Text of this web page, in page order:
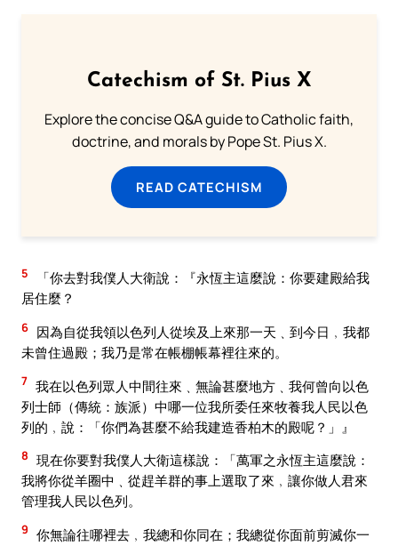
Catechism of St. Pius X
Explore the concise Q&A guide to Catholic faith,
doctrine, and morals by Pope St. Pius X.
READ CATECHISM
5
「你去對我僕人大衛說：『永恆主這麼說：你要建殿給我
居住麼？
6 因為自從我領以色列人從埃及上來那一天﹑到今日﹐我都
未曾住過殿；我乃是常在帳棚帳幕裡往來的。
7 我在以色列眾人中間往來﹑無論甚麼地方﹑我何曾向以色
列士師（傳統：族派）中哪一位我所委任來牧養我人民以色
列的﹐說：「你們為甚麼不給我建造香柏木的殿呢？」』
8 現在你要對我僕人大衛這樣說：「萬軍之永恆主這麼說：
我將你從羊圈中﹑從趕羊群的事上選取了來﹐讓你做人君來
管理我人民以色列。
9 你無論往哪裡去﹐我總和你同在；我總從你面前剪滅你一